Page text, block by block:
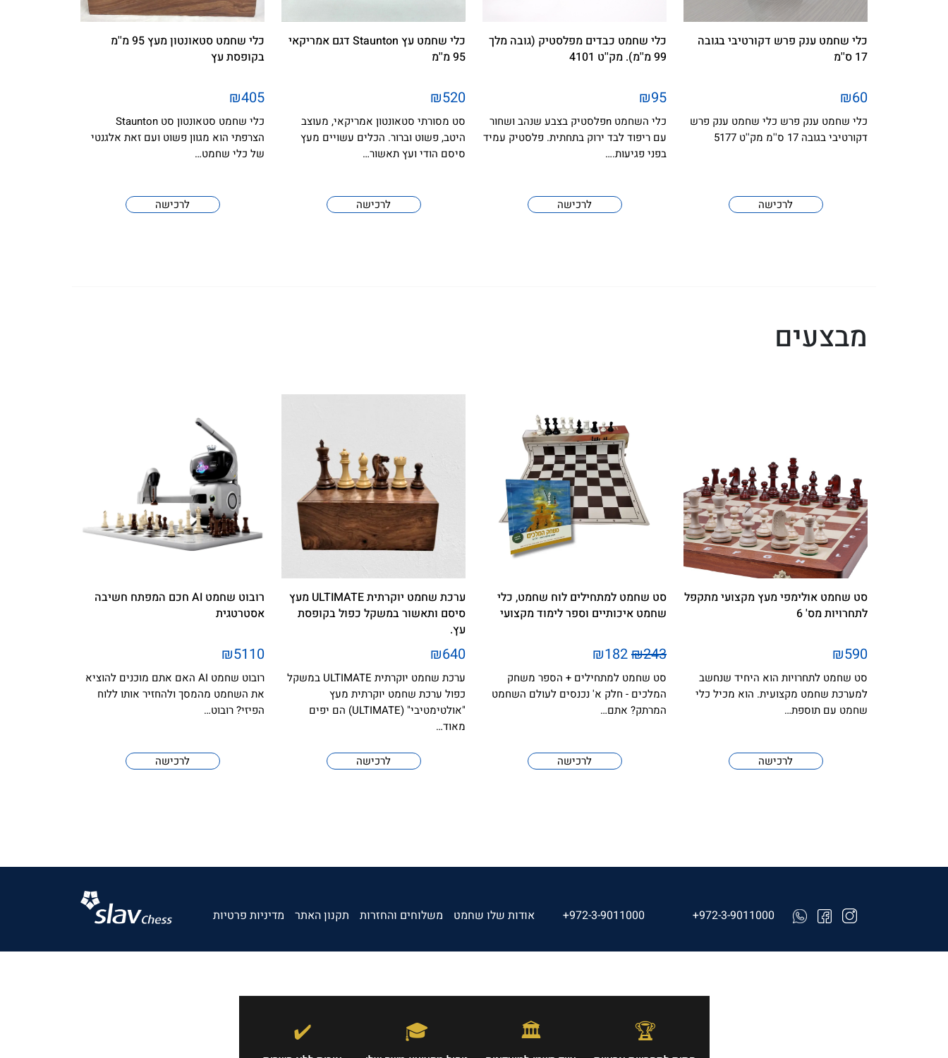
כלי שחמט ענק פרש דקורטיבי בגובה
17 ס''מ
₪60
כלי שחמט ענק פרש כלי שחמט ענק פרש
דקורטיבי בגובה 17 ס''מ מק''ט 5177
לרכישה
כלי שחמט כבדים מפלסטיק (גובה מלך
99 מ''מ). מק''ט 4101
₪95
כלי השחמט nפלסטיק בצבע שנהב ושחור
עם ריפוד לבד ירוק בתחתית. פלסטיק עמיד
בפני פגיעות.…
לרכישה
כלי שחמט עץ Staunton דגם אמריקאי
95 מ''מ
₪520
סט מסורתי סטאונטון אמריקאי, מעוצב
היטב, פשוט וברור. הכלים עשויים מעץ
סיסם הודי ועץ תאשור…
לרכישה
כלי שחמט סטאונטון מעץ 95 מ''מ
בקופסת עץ
₪405
כלי שחמט סטאונטון סט Staunton
הצרפתי הוא מגוון פשוט ועם זאת אלגנטי
של כלי שחמט…
לרכישה
מבצעים
סט שחמט אולימפי מעץ מקצועי מתקפל
לתחרויות מס' 6
₪590
סט שחמט לתחרויות הוא היחיד שנחשב
למערכת שחמט מקצועית. הוא מכיל כלי
שחמט עם תוספת…
לרכישה
סט שחמט למתחילים לוח שחמט, כלי
שחמט איכותיים וספר לימוד מקצועי
₪243
סט שחמט למתחילים + הספר משחק
המלכים - חלק א' נכנסים לעולם השחמט
המרתק? אתם…
לרכישה
ערכת שחמט יוקרתית ULTIMATE מעץ
סיסם ותאשור במשקל כפול בקופסת
עץ.
₪640
ערכת שחמט יוקרתית ULTIMATE במשקל
כפול ערכת שחמט יוקרתית מעץ
"אולטימטיבי" (ULTIMATE) הם יפים
מאוד…
לרכישה
רובוט שחמט AI חכם המפתח חשיבה
אסטרטגית
₪5110
רובוט שחמט AI האם אתם מוכנים להוציא
את השחמט מהמסך ולהחזיר אותו ללוח
הפיזי? רובוט…
לרכישה
+972-3-9011000
+972-3-9011000 אודות שלו שחמט משלוחים והחזרות תקנון האתר מדיניות פרטיות
🏆
🏛️
🎓
✔️